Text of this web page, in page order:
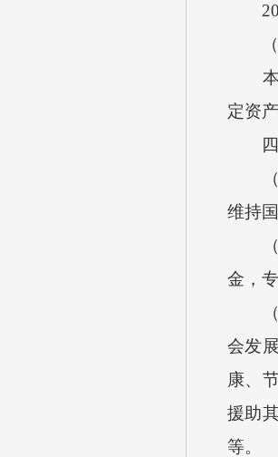
（
本单
定资
四
（一
维持
（二
金，
（三
会发
康、
援助
等。